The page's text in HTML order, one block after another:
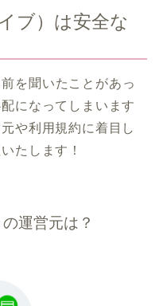
ブ）は安全な
を聞いたことがあっ
になってしまいます
や利用規約に着目し
たします！
運営元は？